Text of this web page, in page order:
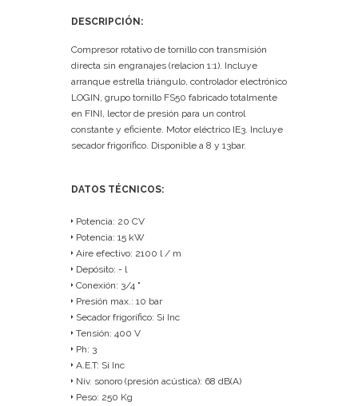
DESCRIPCIÓN:
Compresor rotativo de tornillo con transmisión
directa sin engranajes (relacion 1:1). Incluye
arranque estrella triángulo, controlador electrónico
LOGIN, grupo tornillo FS50 fabricado totalmente
en FINI, lector de presión para un control
constante y eficiente. Motor eléctrico IE3. Incluye
secador frigorífico. Disponible a 8 y 13bar.
DATOS TÉCNICOS:
Potencia: 20 CV
Potencia: 15 kW
Aire efectivo: 2100 l / m
Depósito: - l
Conexión: 3/4 "
Presión max.: 10 bar
Secador frigorífico: Si Inc
Tensión: 400 V
Ph: 3
A.E.T: Si Inc
Niv. sonoro (presión acústica): 68 dB(A)
Peso: 250 Kg